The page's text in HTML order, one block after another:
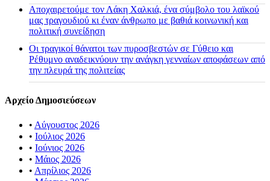
Αποχαιρετούμε τον Λάκη Χαλκιά, ένα σύμβολο του λαϊκού
μας τραγουδιού κι έναν άνθρωπο με βαθιά κοινωνική και
πολιτική συνείδηση
Οι τραγικοί θάνατοι των πυροσβεστών σε Γύθειο και
Ρέθυμνο αναδεικνύουν την ανάγκη γενναίων αποφάσεων από
την πλευρά της πολιτείας
Αρχείο Δημοσιεύσεων
• Αύγουστος 2026
• Ιούλιος 2026
• Ιούνιος 2026
• Μάιος 2026
• Απρίλιος 2026